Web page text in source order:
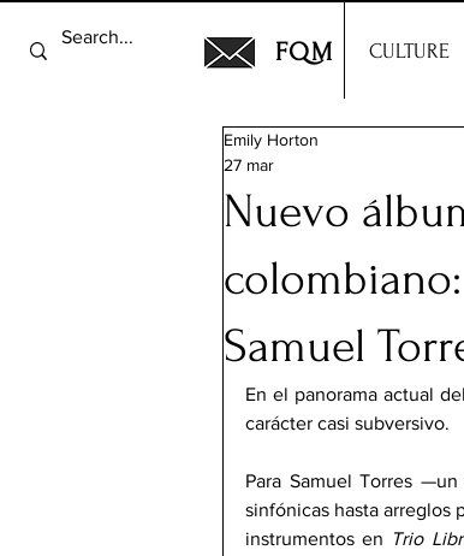
FQM CULTURE
Nuevo
Samuel
Emily Horton
27 mar
En el panorama actual
carácter casi subversivo.
Para Samuel Torres
sinfónicas hasta arreglos
instrumentos en Trio